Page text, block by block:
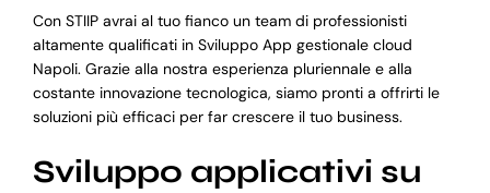
Con STIIP avrai al tuo fianco un team di professionisti
altamente qualificati in Sviluppo App gestionale cloud
Napoli. Grazie alla nostra esperienza pluriennale e alla
costante innovazione tecnologica, siamo pronti a offrirti le
soluzioni più efficaci per far crescere il tuo business.
Sviluppo applicativi su